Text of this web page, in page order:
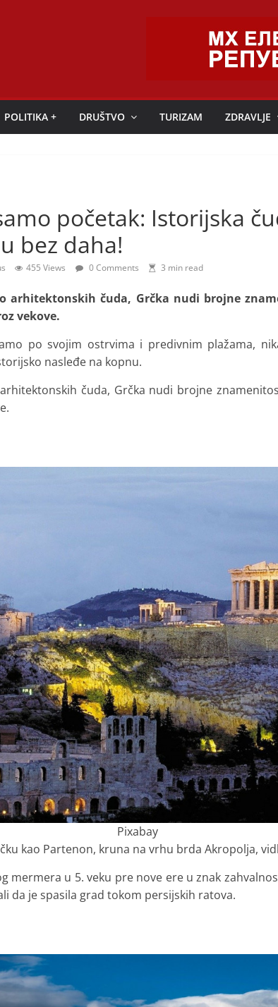
POLITIKA + DRUŠTVO TURIZAM ZDRAVLJE
početak: Istorijska
bez daha!
455 Views 0 Comments 3 min read
arhitektonskih čuda, Grčka nudi brojne
vekove.
po svojim ostrvima i predivnim plažama,
nasleđe na kopnu.
čuda, Grčka nudi brojne
Pixabay
kao Partenon, kruna na vrhu brda Akropolja,
mermera u 5. veku pre nove ere u znak
da je spasila grad tokom persijskih ratova.